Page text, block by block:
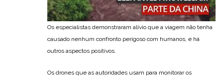
Os especialistas demonstraram alívio que a viagem não tenha
causado nenhum confronto perigoso com humanos, e há
outros aspectos positivos.
Os drones que as autoridades usam para monitorar os